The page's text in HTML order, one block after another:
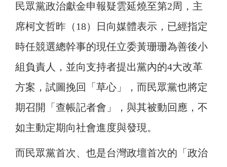
民眾黨政治獻金申報疑雲延燒至第2周，主
席柯文哲昨（18）日向媒體表示，已經指定
時任競選總幹事的現任立委黃珊珊為善後小
組負責人，並向支持者提出黨內的4大改革
方案，試圖挽回「草心」，而民眾黨也將定
期召開「查帳記者會」，與其被動回應，不
如主動定期向社會進度與發現。
而民眾黨首次、也是台灣政壇首次的「政治